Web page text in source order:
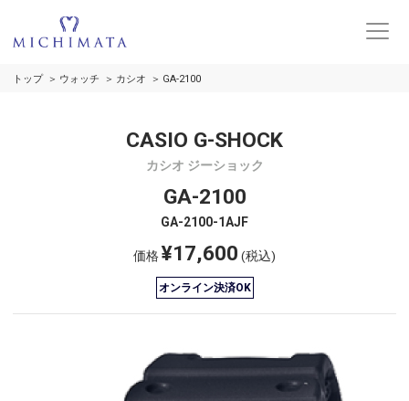
トップ ウォッチ カシオ GA-2100
CASIO G-SHOCK
カシオ ジーショック
GA-2100
GA-2100-1AJF
価格¥17,600 (税込)
オンライン決済OK